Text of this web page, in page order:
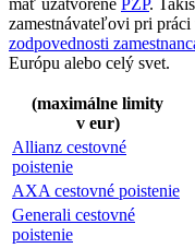
mať uzatvorené PZP.
zamestnávateľovi pri
zodpovednosti
Európu alebo celý svet.
(maximálne limity
v eur)
Allianz cestovné
poistenie
AXA cestovné poistenie
Generali cestovné
poistenie